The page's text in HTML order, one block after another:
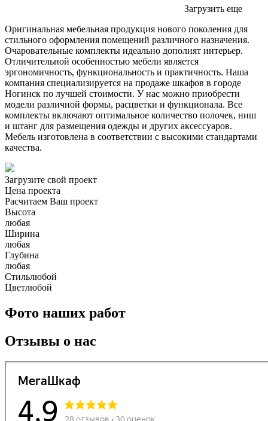
Загрузить еще
Оригинальная мебельная продукция нового поколения для
стильного оформления помещений различного назначения.
Очаровательные комплекты идеально дополнят интерьер.
Отличительной особенностью мебели является
эргономичность, функциональность и практичность. Наша
компания специализируется на продаже шкафов в городе
Ногинск по лучшей стоимости. У нас можно приобрести
модели различной формы, расцветки и функционала. Все
комплекты включают оптимальное количество полочек, ниш
и штанг для размещения одежды и других аксессуаров.
Мебель изготовлена в соответствии с высокими стандартами
качества.
Загрузите свой проект
Цена проекта
Расчитаем Ваш проект
Высота
любая
Ширина
любая
Глубина
любая
Стильлюбой
Цветлюбой
Фото наших работ
Отзывы о нас